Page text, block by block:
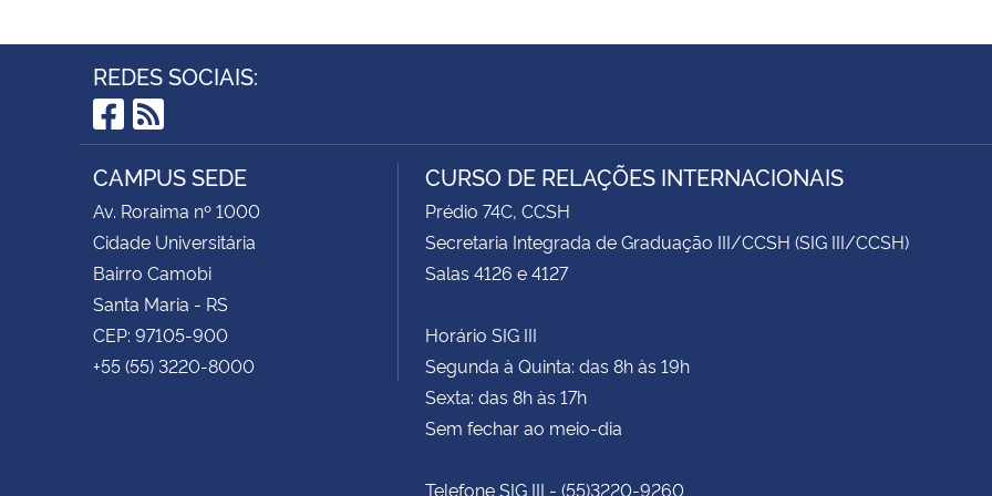
REDES SOCIAIS:
Facebook
RSS
CAMPUS SEDE
Av. Roraima nº 1000
Cidade Universitária
Bairro Camobi
Santa Maria - RS
CEP: 97105-900
+55 (55) 3220-8000
CURSO DE RELAÇÕES INTERNACIONAIS
Prédio 74C, CCSH
Secretaria Integrada de Graduação III/CCSH (SIG III/CCSH)
Salas 4126 e 4127
Horário SIG III
Segunda à Quinta: das 8h às 19h
Sexta: das 8h às 17h
Sem fechar ao meio-dia
Telefone SIG III - (55)3220-9260